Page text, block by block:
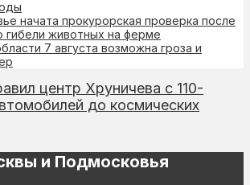
начата прокурорская проверка после
гибели животных на ферме
7 августа возможна гроза и
центр Хруничева с 110-
до космических
и Подмосковья